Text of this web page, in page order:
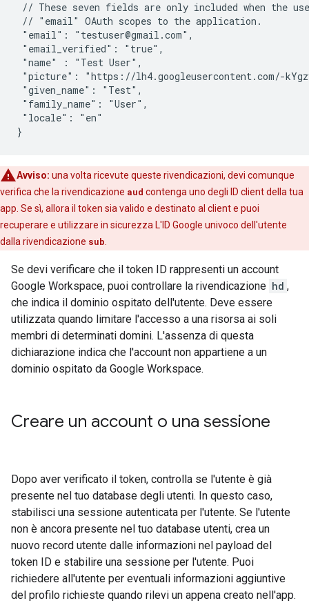
// These seven fields are only included when the
// "email" OAuth scopes to the application.
"email": "testuser@gmail.com",
"email_verified": "true",
"name" : "Test User",
"picture": "https://lh4.googleusercontent.com/-
"given_name": "Test",
"family_name": "User",
"locale": "en"
}
Avviso: una volta ricevute queste rivendicazioni, devi comunque
verifica che la rivendicazione aud contenga uno degli ID client della tua
app. Se sì, allora il token sia valido e destinato al client e puoi
recuperare e utilizzare in sicurezza L'ID Google univoco dell'utente
dalla rivendicazione sub
Se devi verificare che il token ID rappresenti un account
Google Workspace, puoi controllare la rivendicazione hd ,
che indica il dominio ospitato dell'utente. Deve essere
utilizzata quando limitare l'accesso a una risorsa ai soli
membri di determinati domini. L'assenza di questa
dichiarazione indica che l'account non appartiene a un
dominio ospitato da Google Workspace.
Creare un account o una sessione
Dopo aver verificato il token, controlla se l'utente è già
presente nel tuo database degli utenti. In questo caso,
stabilisci una sessione autenticata per l'utente. Se l'utente
non è ancora presente nel tuo database utenti, crea un
nuovo record utente dalle informazioni nel payload del
token ID e stabilire una sessione per l'utente. Puoi
richiedere all'utente per eventuali informazioni aggiuntive
del profilo richieste quando rilevi un appena creato nell'app.